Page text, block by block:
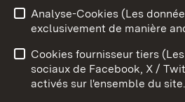
Conseils d'utilisation
Cookies
Analyse-Cookies (Les
exclusivement de manière
Cookies fournisseur tiers
sociaux de Facebook, X /
activés sur l'ensemble du